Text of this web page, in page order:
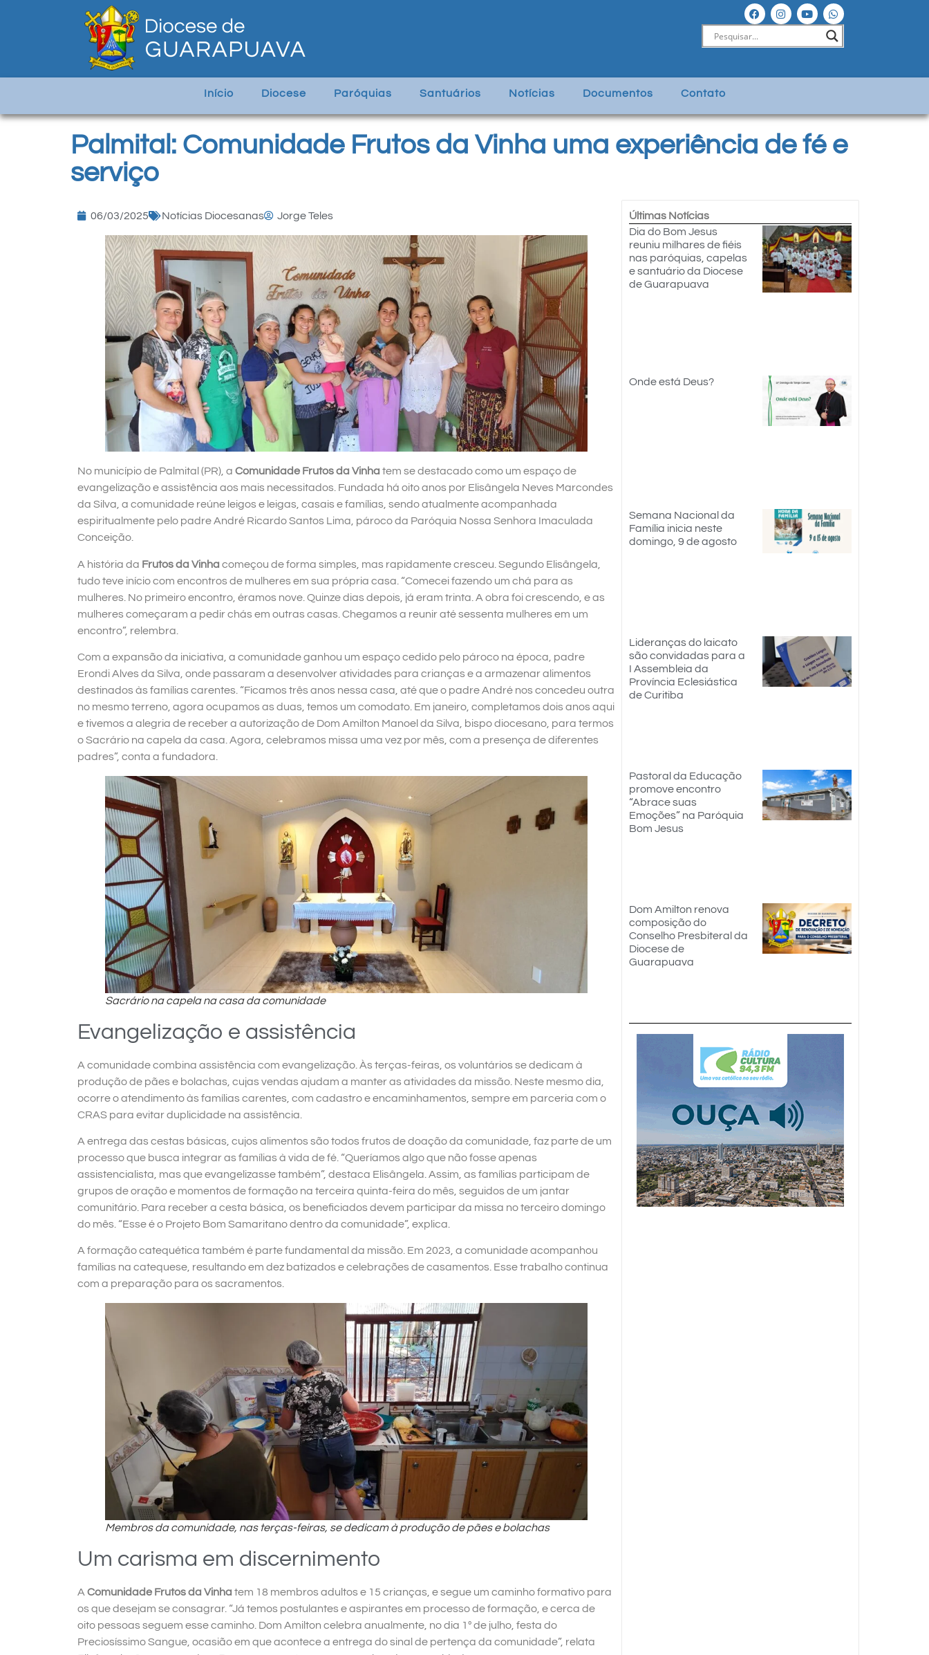
Início Diocese Paróquias Santuários Notícias Documentos Contato
Palmital: Comunidade Frutos da Vinha uma experiência de fé e
serviço
06/03/2025 Notícias Diocesanas Jorge Teles
No município de Palmital (PR), a Comunidade Frutos da Vinha tem se destacado como um espaço de
evangelização e assistência aos mais necessitados. Fundada há oito anos por Elisângela Neves Marcondes
da Silva, a comunidade reúne leigos e leigas, casais e famílias, sendo atualmente acompanhada
espiritualmente pelo padre André Ricardo Santos Lima, pároco da Paróquia Nossa Senhora Imaculada
Conceição.
A história da Frutos da Vinha começou de forma simples, mas rapidamente cresceu. Segundo Elisângela,
tudo teve início com encontros de mulheres em sua própria casa. “Comecei fazendo um chá para as
mulheres. No primeiro encontro, éramos nove. Quinze dias depois, já eram trinta. A obra foi crescendo, e as
mulheres começaram a pedir chás em outras casas. Chegamos a reunir até sessenta mulheres em um
encontro”, relembra.
Com a expansão da iniciativa, a comunidade ganhou um espaço cedido pelo pároco na época, padre
Erondi Alves da Silva, onde passaram a desenvolver atividades para crianças e a armazenar alimentos
destinados às famílias carentes. “Ficamos três anos nessa casa, até que o padre André nos concedeu outra
no mesmo terreno, agora ocupamos as duas, temos um comodato. Em janeiro, completamos dois anos aqui
e tivemos a alegria de receber a autorização de Dom Amilton Manoel da Silva, bispo diocesano, para termos
o Sacrário na capela da casa. Agora, celebramos missa uma vez por mês, com a presença de diferentes
padres”, conta a fundadora.
Sacrário nacapela na casa da comunidade
Evangelização e assistência
A comunidade combina assistência com evangelização. Às terças-feiras, os voluntários se dedicam à
produção de pães e bolachas, cujas vendas ajudam a manter as atividades da missão. Neste mesmo dia,
ocorre o atendimento às famílias carentes, com cadastro e encaminhamentos, sempre em parceria com o
CRAS para evitar duplicidade na assistência.
A entrega das cestas básicas, cujos alimentos são todos frutos de doação da comunidade, faz parte de um
processo que busca integrar as famílias à vida de fé. “Queríamos algo que não fosse apenas
assistencialista, mas que evangelizasse também”, destaca Elisângela. Assim, as famílias participam de
grupos de oração e momentos de formação na terceira quinta-feira do mês, seguidos de um jantar
comunitário. Para receber a cesta básica, os beneficiados devem participar da missa no terceiro domingo
do mês. “Esse é o Projeto Bom Samaritano dentro da comunidade”, explica.
A formação catequética também é parte fundamental da missão. Em 2023, a comunidade acompanhou
famílias na catequese, resultando em dez batizados e celebrações de casamentos. Esse trabalho continua
com a preparação para os sacramentos.
Membros da comunidade, nas terças-feiras, se dedicam à produção de pães e bolachas
Um carisma em discernimento
A Comunidade Frutos da Vinha tem 18 membros adultos e 15 crianças, e segue um caminho formativo para
os que desejam se consagrar. “Já temos postulantes e aspirantes em processo de formação, e cerca de
oito pessoas seguem esse caminho. Dom Amilton celebra anualmente, no dia 1º de julho, festa do
Preciosíssimo Sangue, ocasião em que acontece a entrega do sinal de pertença da comunidade”, relata
Últimas Notícias
Dia do Bom Jesus
reuniu milhares de fiéis
nas paróquias, capelas
e santuário da Diocese
de Guarapuava
Onde está Deus?
Semana Nacional da
Família inicia neste
domingo, 9 de agosto
Lideranças do laicato
são convidadas para a
I Assembleia da
Província Eclesiástica
de Curitiba
Pastoral da Educação
promove encontro
“Abrace suas
Emoções” na Paróquia
Bom Jesus
Dom Amilton renova
composição do
Conselho Presbiteral da
Diocese de
Guarapuava